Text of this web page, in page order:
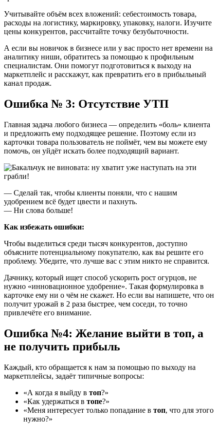
Учитывайте объём всех вложений: себестоимость товара,
расходы на логистику, маркировку, упаковку, налоги. Изучите
цены конкурентов, рассчитайте точку безубыточности.
А если вы новичок в бизнесе или у вас просто нет времени на
аналитику ниши, обратитесь за помощью к профильным
специалистам. Они помогут подготовиться к выходу на
маркетплейс и расскажут, как превратить его в прибыльный
канал продаж.
Ошибка № 3: Отсутствие УТП
Главная задача любого бизнеса — определить «боль» клиента
и предложить ему подходящее решение. Поэтому если из
карточки товара пользователь не поймёт, чем вы можете ему
помочь, он уйдёт искать более подходящий вариант.
— Сделай так, чтобы клиенты поняли, что с нашим
удобрением всё будет цвести и пахнуть.
— Ни слова больше!
Как избежать ошибки:
Чтобы выделиться среди тысяч конкурентов, доступно
объясните потенциальному покупателю, как вы решите его
проблему. Убедите, что лучше вас с этим никто не справится.
Дачнику, который ищет способ ускорить рост огурцов, не
нужно «инновационное удобрение». Такая формулировка в
карточке ему ни о чём не скажет. Но если вы напишете, что он
получит урожай в 2 раза быстрее, чем соседи, то точно
привлечёте его внимание.
Ошибка №4: Желание выйти в топ, а
не получить прибыль
Каждый, кто обращается к нам за помощью по выходу на
маркетплейсы, задаёт типичные вопросы:
«А когда я выйду в топ?»
«Как удержаться в топе?»
«Меня интересует только попадание в топ, что для этого
нужно?»